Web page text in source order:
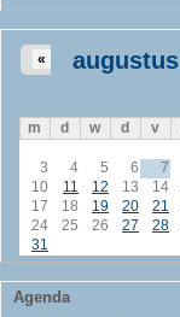
augustus
«
m d w d v
3
4 5 6 7
10
11 12 13 14
17
18 19 20 21
24
25 26 27 28
31
Agenda